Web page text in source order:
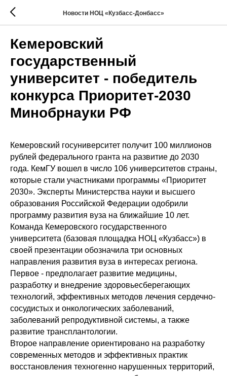
Новости НОЦ «Кузбасс-Донбасс»
Кемеровский
государственный
университет - победитель
конкурса Приоритет-2030
Минобрнауки РФ
Кемеровский госуниверситет получит 100 миллионов
рублей федерального гранта на развитие до 2030
года. КемГУ вошел в число 106 университетов страны,
которые стали участниками программы «Приоритет
2030». Эксперты Министерства науки и высшего
образования Российской Федерации одобрили
программу развития вуза на ближайшие 10 лет.
Команда Кемеровского государственного
университета (базовая площадка НОЦ «Кузбасс») в
своей презентации обозначила три основных
направления развития вуза в интересах региона.
Первое - предполагает развитие медицины,
разработку и внедрение здоровьесберегающих
технологий, эффективных методов лечения сердечно-
сосудистых и онкологических заболеваний,
заболеваний репродуктивной системы, а также
развитие трансплантологии.
Второе направление ориентировано на разработку
современных методов и эффективных практик
восстановления техногенно нарушенных территорий,